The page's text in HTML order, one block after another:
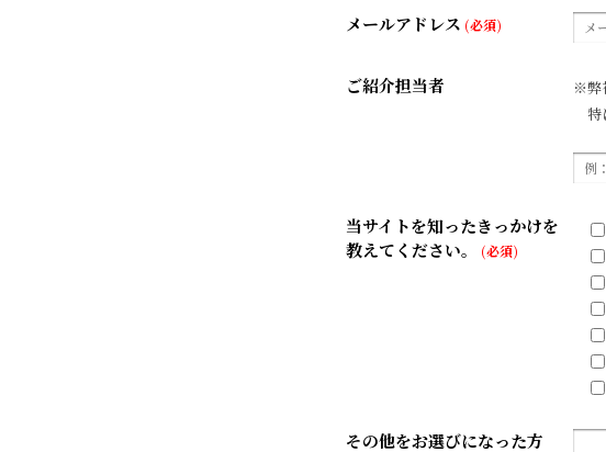
メールアドレス (必須)
ご紹介担当者
※弊
特
当サイトを知ったきっかけを
教えてください。
(必須)
その他をお選びになった方